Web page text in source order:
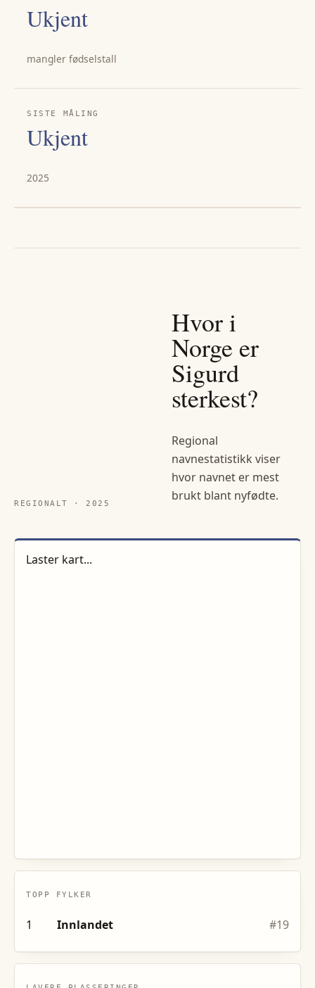
Ukjent
mangler fødselstall
SISTE MÅLING
Ukjent
2025
REGIONALT ·2025
Hvor i
Norge er
Sigurd
sterkest?
Regional
navnestatistikk viser
hvor navnet er mest
brukt blant nyfødte.
Laster kart...
TOPP FYLKER
1 Innlandet #19